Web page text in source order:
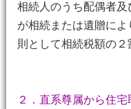
相続人のうち配偶者及
が相続または遺贈に
則として相続税額の
２．直系尊属から住